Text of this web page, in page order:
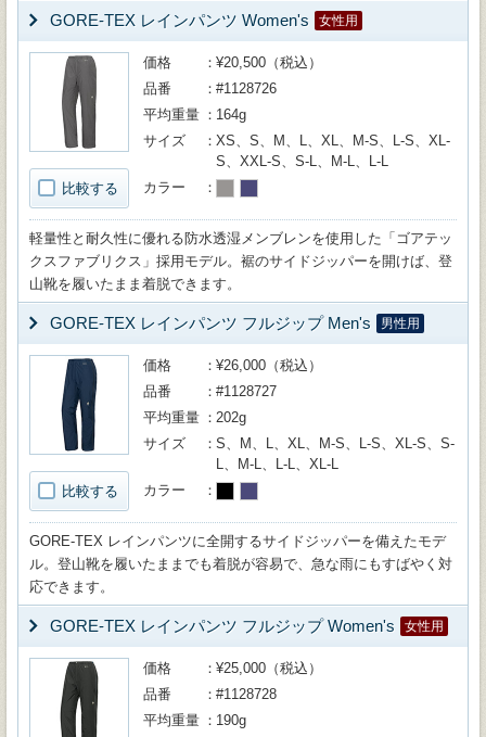
GORE-TEX レインパンツ Women's 女性用
比較する
価格
¥20,500（税込）
品番
#1128726
平均重量
164g
サイズ
XS、S、M、L、XL、M-S、L-S、XL-
S、XXL-S、S-L、M-L、L-L
カラー
軽量性と耐久性に優れる防水透湿メンブレンを使用した「ゴアテッ
クスファブリクス」採用モデル。裾のサイドジッパーを開けば、登
山靴を履いたまま着脱できます。
GORE-TEX レインパンツ フルジップ Men's 男性用
比較する
価格
¥26,000（税込）
品番
#1128727
平均重量
202g
サイズ
S、M、L、XL、M-S、L-S、XL-S、S-
L、M-L、L-L、XL-L
カラー
GORE-TEX レインパンツに全開するサイドジッパーを備えたモデ
ル。登山靴を履いたままでも着脱が容易で、急な雨にもすばやく対
応できます。
GORE-TEX レインパンツ フルジップ Women's 女性用
価格
¥25,000（税込）
品番
#1128728
平均重量
190g